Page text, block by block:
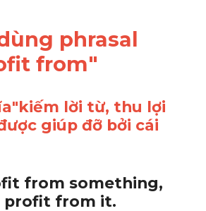
phrasal
from"
lời từ, thu lợi
giúp đỡ bởi cái
from something,
profit from it.